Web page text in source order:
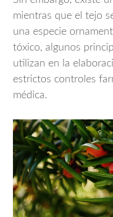
mientras que el tejo
una especie
tóxico, algunos
utilizan en la
estrictos controles
médica.